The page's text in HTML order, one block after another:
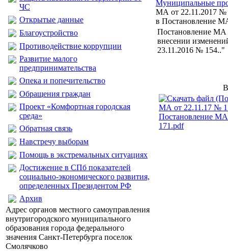
ЧС
Открытые данные
Благоустройство
Противодействие коррупции
Развитие малого
предпринимательства
Опека и попечительство
Обращения граждан
Проект «Комфортная городская
среда»
Обратная связь
Навстречу выборам
Помощь в экстремальных ситуациях
Достижение в СПб показателей
социально-экономического развития,
определенных Президентом РФ
Архив
Адрес органов местного самоуправления
внутригородского муниципального
образования города федерального
значения Санкт-Петербурга поселок
Смолячково
Муниципальные
МА от 22.11.2017 №
в Постановление
Постановление
внесении
23.11.2016 № 154.."
Постановление
171.pdf